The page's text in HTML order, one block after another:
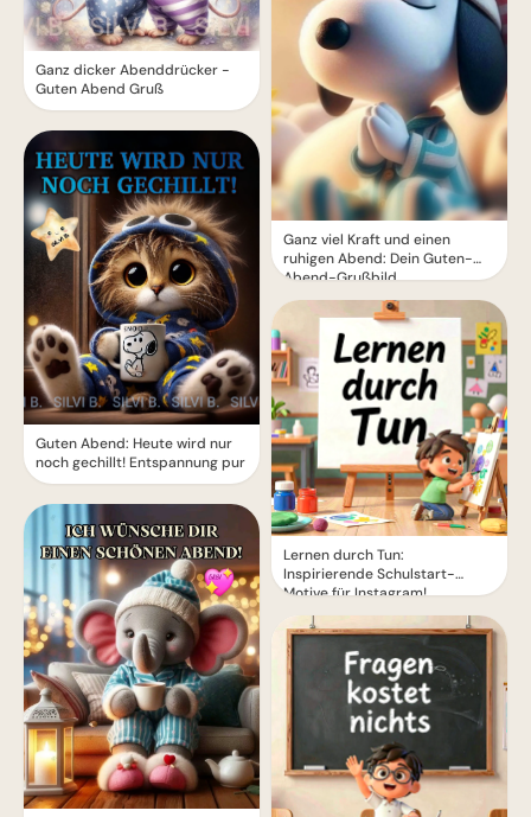
Ganz dicker Abenddrücker -
Guten Abend Gruß
Guten Abend: Heute wird nur
noch gechillt! Entspannung pur
Ganz viel Kraft und einen
ruhigen Abend: Dein Guten-
Abend-Grußbild
Lernen durch Tun:
Inspirierende Schulstart-
Motive für Instagram!